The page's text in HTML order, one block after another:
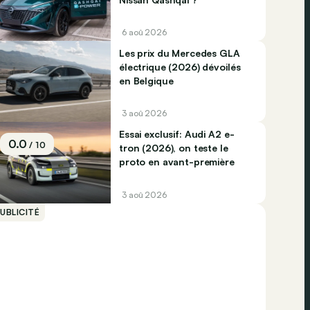
6 aoû 2026
Les prix du Mercedes GLA
électrique (2026) dévoilés
en Belgique
3 aoû 2026
0.0/ 10
Essai exclusif: Audi A2 e-
tron (2026), on teste le
proto en avant-première
3 aoû 2026